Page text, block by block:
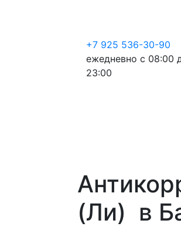
+7 925 536-30-90
ежедневно с 08:00
23:00
(Ли) в